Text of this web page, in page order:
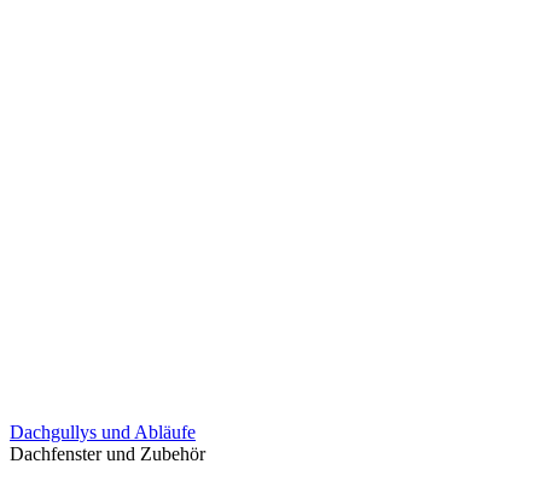
Dachgullys und Abläufe
Dachfenster und Zubehör